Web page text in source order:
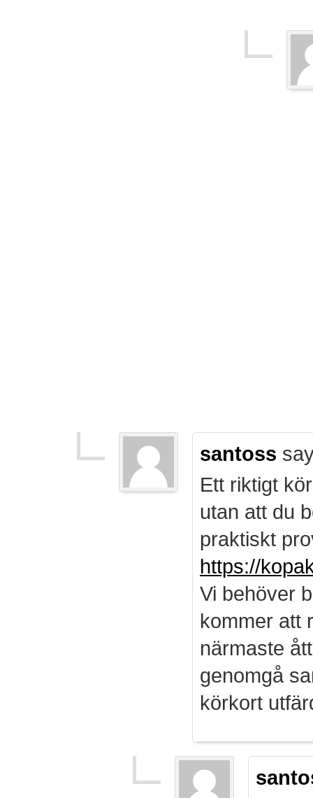
santoss
Ett riktigt
utan att du
praktiskt
https://
Vi behöver
kommer att
närmaste
genomgå
körkort